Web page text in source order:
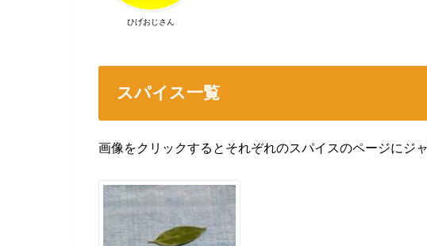
ひげおじさん
スパイス一覧
画像をクリックするとそれぞれのスパイスのページにジャ